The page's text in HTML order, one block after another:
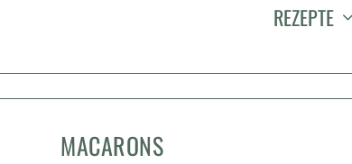
REZEPTE
MACARONS